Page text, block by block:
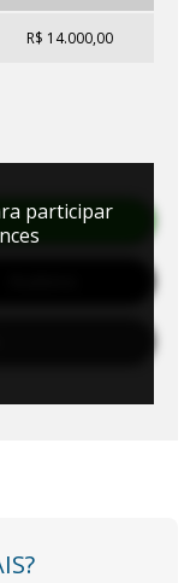
R$ 14.000,00
participar